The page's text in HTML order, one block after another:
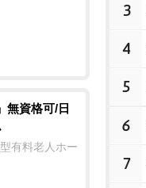
無資格可/日
有料老人ホー
3
4
5
6
7